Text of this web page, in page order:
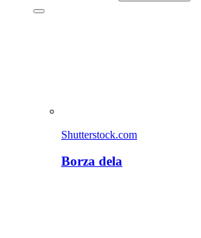
Shutterstock.com
Borza dela